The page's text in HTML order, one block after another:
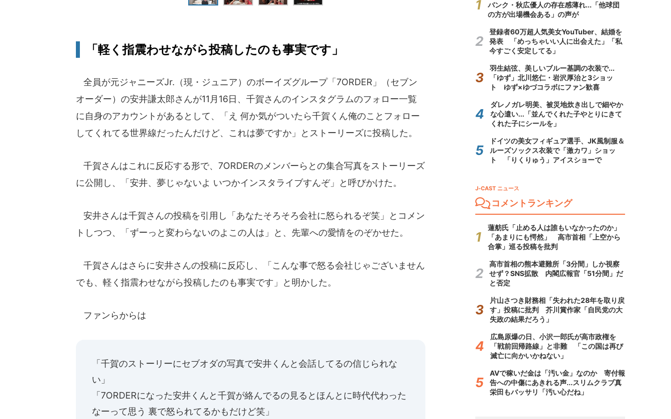
「軽く指震わせながら投稿したのも事実です」
全員が元ジャニーズJr.（現・ジュニア）のボーイズグループ「7ORDER」（セブン
オーダー）の安井謙太郎さんが11月16日、千賀さんのインスタグラムのフォロー一覧
に自身のアカウントがあるとして、「え 何か気がついたら千賀くん俺のことフォロー
してくれてる世界線だったんだけど、これは夢ですか」とストーリーズに投稿した。
千賀さんはこれに反応する形で、7ORDERのメンバーらとの集合写真をストーリーズ
に公開し、「安井、夢じゃないよ いつかインスタライブすんぞ」と呼びかけた。
安井さんは千賀さんの投稿を引用し「あなたそろそろ会社に怒られるぞ笑」とコメン
トしつつ、「ずーっと変わらないのよこの人は」と、先輩への愛情をのぞかせた。
千賀さんはさらに安井さんの投稿に反応し、「こんな事で怒る会社じゃございません
でも、軽く指震わせながら投稿したのも事実です」と明かした。
ファンらからは
「千賀のストーリーにセブオダの写真で安井くんと会話してるの信じられな
い」
「7ORDERになった安井くんと千賀が絡んでるの見るとほんとに時代代わった
なーって思う 裏で怒られてるかもだけど笑」
バンク・秋広優人の存在感薄れ...「他球団
の方が出場機会ある」の声が
登録者60万超人気美女YouTuber、結婚を
発表 「めっちゃいい人に出会えた」「私
今すごく安定してる」
羽生結弦、美しいブルー基調の衣装で...
「ゆず」北川悠仁・岩沢厚治と3ショッ
ト ゆず×ゆづコラボにファン歓喜
ダレノガレ明美、被災地炊き出しで細やか
な心遣い...「並んでくれた子やとりにきて
くれた子にシールを」
ドイツの美女フィギュア選手、JK風制服＆
ルーズソックス衣装で「激カワ」ショッ
ト 「りくりゅう」アイスショーで
J-CAST ニュース
コメントランキング
蓮舫氏「止める人は誰もいなかったのか」
「あまりにも愕然」 高市首相「上空から
合掌」巡る投稿を批判
高市首相の熊本避難所「3分間」しか視察
せず？SNS拡散 内閣広報官「51分間」だ
と否定
片山さつき財務相「失われた28年を取り戻
す」投稿に批判 芥川賞作家「自民党の大
失政の結果だろう」
広島原爆の日、小沢一郎氏が高市政権を
「戦前回帰路線」と非難 「この国は再び
滅亡に向かいかねない」
AVで稼いだ金は「汚い金」なのか 寄付報
告への中傷にあきれる声...スリムクラブ真
栄田もバッサリ「汚い心だね」